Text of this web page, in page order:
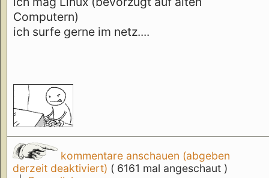
Computern)
ich surfe gerne im netz....
kommentare anschauen (abgeben
derzeit deaktiviert) ( 6161 mal angeschaut )